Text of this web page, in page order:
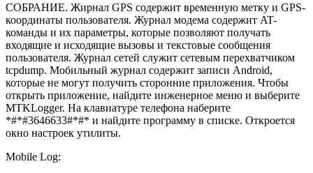
СОБРАНИЕ. Жирнал GPS содержит временную метку и GPS-
координаты пользователя. Журнал модема содержит AT-
команды и их параметры, которые позволяют получать
входящие и исходящие вызовы и текстовые сообщения
пользователя. Журнал сетей служит сетевым перехватчиком
tcpdump. Мобильный журнал содержит записи Android,
которые не могут получить сторонние приложения. Чтобы
открыть приложение, найдите инженерное меню и выберите
MTKLogger. На клавиатуре телефона наберите
*#*#3646633#*#* и найдите программу в списке. Откроется
окно настроек утилиты.
Mobile Log: